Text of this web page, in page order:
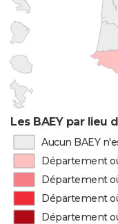
Les BAEY par lieu
Aucun BAEY
Département
Département
Département
Département